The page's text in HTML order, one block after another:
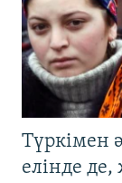
Түркімен
елінде